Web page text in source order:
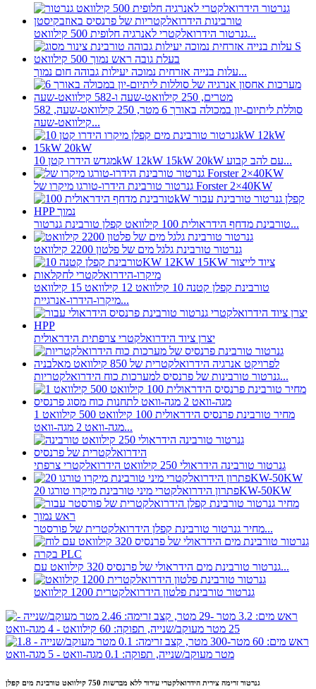
גנרטור הידרואלקטרי לאנרגיה חלופית 500 קילוואט...
עלות בנייה אזרחית נמוכה יעילות גבוהה חום נמוך...
סוללת ליתיום-יון במכולה באורך 6 מטר, 250 קילוואט-שעה, 582
קילוואט-שעה...
מגדש הידרו קטן 10kW 12kW 15kW 20kW עם להב קבוע...
גנרטור טורבינת הידרו-טורגו מיקרו של Forster 2×40KW
טורבינת מדחף הידראולית 100 קילוואט קפלן טורבינת גנרטור...
גנרטור טורבינת גלגל מים של פלטון 2200 קילוואט
טורבינת קפלן קטנה 10 קילוואט 12 קילוואט 15 קילוואט
מיקרו-הידרו-אנרגיית...
יצרן ציוד הידרואלקטרי צרפתית הידראולית
גנרטור טורבינות של פרנסיס למערכות כוח הידרואלקטריות...
מחיר טורבינת פרנסיס הידראולית 100 קילוואט 500 קילוואט 1
מגה-וואט 2 מגה-וואט...
גנרטור טורבינה הידראולי 250 קילוואט הידרואלקטרי צרפתי
פתרון הידרואלקטרי מיני טורבינת מיקרו טורגו 20KW-50KW
מחיר גנרטור טורבינת קפלן הידרואלקטרית של פורסטר...
גנרטור טורבינת מים הידראולי של פרנסיס 320 קילוואט עם...
גנרטור טורבינת פלטון הידרואלקטרית 1200 קילוואט
גנרטור זרימה צירית הידרואלקטרי עירור ללא מברשות 750 קילוואט טורבינת מים קפלן